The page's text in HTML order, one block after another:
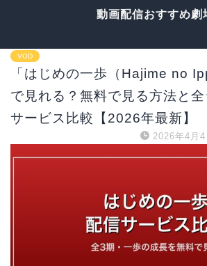
動画配信おすすめ劇
VOD
「はじめの一歩（Hajime no
で見れる？無料で見る方法と
サービス比較【2026年最新】
2026年4月4